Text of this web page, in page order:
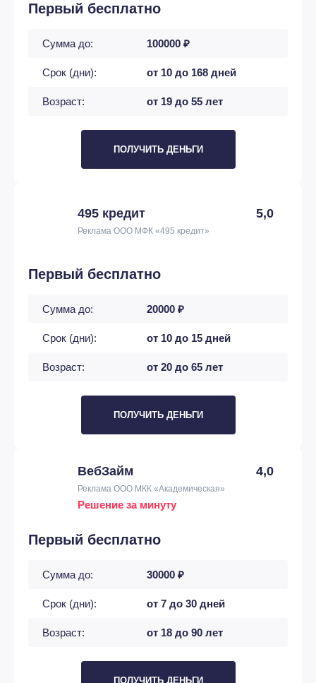
Первый бесплатно
Сумма до: 100000 ₽
Срок (дни): от 10 до 168 дней
Возраст: от 19 до 55 лет
ПОЛУЧИТЬ ДЕНЬГИ
495 кредит 5,0
Реклама ООО МФК «495 кредит»
Первый бесплатно
Сумма до: 20000 ₽
Срок (дни): от 10 до 15 дней
Возраст: от 20 до 65 лет
ПОЛУЧИТЬ ДЕНЬГИ
ВебЗайм 4,0
Реклама ООО МКК «Академическая»
Решение за минуту
Первый бесплатно
Сумма до: 30000 ₽
Срок (дни): от 7 до 30 дней
Возраст: от 18 до 90 лет
ПОЛУЧИТЬ ДЕНЬГИ